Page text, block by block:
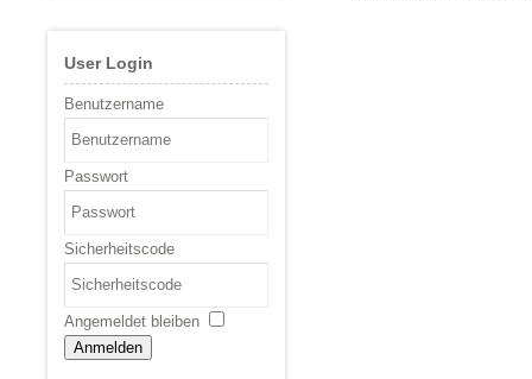
User Login
Benutzername
Passwort
Sicherheitscode
Angemeldet bleiben
Anmelden